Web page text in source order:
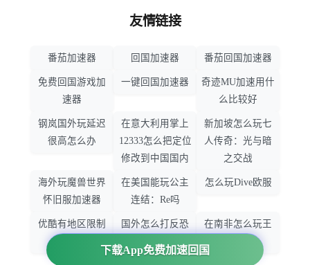
下载App免费加速回国
友情链接
番茄加速器 回国加速器 番茄回国加速器
免费回国游戏加
速器
一键回国加速器
奇迹MU加速用什
么比较好
钢岚国外玩延迟
很高怎么办
在意大利用掌上
12333怎么把定位
修改到中国国内
新加坡怎么玩七
人传奇：光与暗
之交战
海外玩魔兽世界
怀旧服加速器
在美国能玩公主
连结：Re吗
怎么玩Dive欧服
优酷有地区限制
国外怎么打反恐
精英：全球攻势
在南非怎么玩王